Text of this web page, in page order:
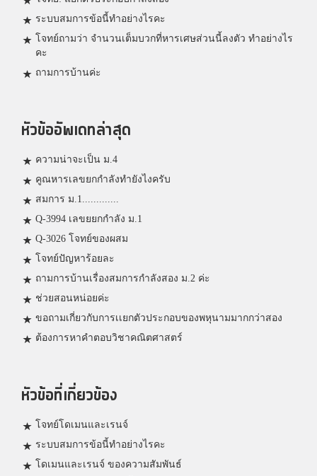
ระบบสมการข้อนี้ทำอย่างไรคะ
โจทย์ถามว่า จำนวนเต็มบวกที่หารเศษส่วนนี้ลงตัว ทำอย่างไร
คะ
ถามการบ้านค่ะ
หัวข้ออัพเดทล่าสุด
ความน่าจะเป็น ม.4
คูณหารเลขยกกำลังทำยังไงครับ
สมการ ม.1.............
Q-3994 เลขยยกกำลัง ม.1
Q-3026 โจทย์ของผสม
โจทย์ปัญหาร้อยละ
ถามการบ้านเรื่องสมการกำลังสอง ม.2 ค่ะ
ช่วยสอนหน่อยค่ะ
ขอถามเกี่ยวกับการเเยกตัวประกอบของพหุนามมากกว่าสอง
ต้องการหาคำตอบวิชาคณิตศาสตร์
หัวข้อที่เกี่ยวข้อง
โจทย์โดเมนและเรนจ์
ระบบสมการข้อนี้ทำอย่างไรคะ
โดเมนและเรนจ์ ของความสัมพันธ์